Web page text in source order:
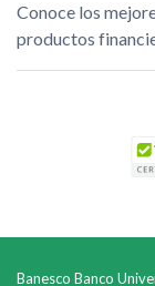
Conoce los
productos
Banesco Banco